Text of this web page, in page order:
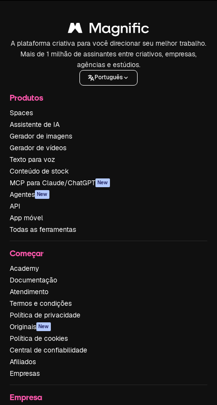
A plataforma criativa para você direcionar seu melhor trabalho.
Mais de 1 milhão de assinantes entre criativos, empresas,
agências e estúdios.
Português
Produtos
Spaces
Assistente de IA
Gerador de imagens
Gerador de vídeos
Texto para voz
Conteúdo de stock
MCP para Claude/ChatGPT New
Agentes New
API
App móvel
Todas as ferramentas
Começar
Academy
Documentação
Atendimento
Termos e condições
Política de privacidade
Originais New
Política de cookies
Central de confiabilidade
Afiliados
Empresas
Empresa